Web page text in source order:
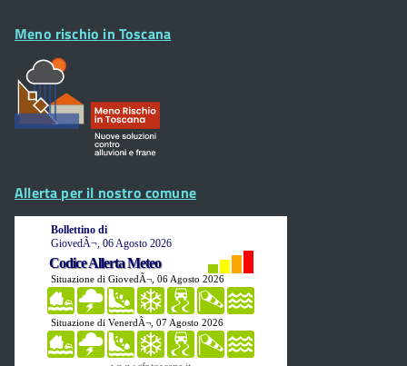
Meno rischio in Toscana
Allerta per il nostro comune